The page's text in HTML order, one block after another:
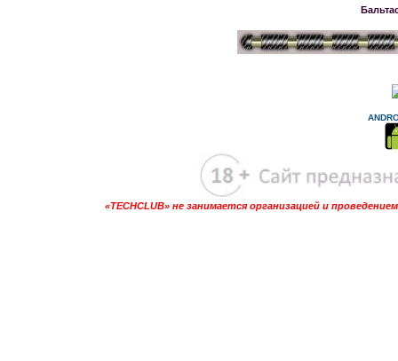
«TECHCLUB» не занимается организацией и